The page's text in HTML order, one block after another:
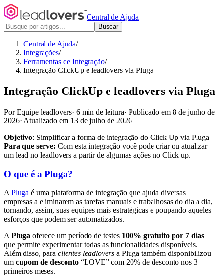
Central de Ajuda
Buscar
Central de Ajuda/
Integrações/
Ferramentas de Integração/
Integração ClickUp e leadlovers via Pluga
Integração ClickUp e leadlovers via Pluga
Por Equipe leadlovers· 6 min de leitura· Publicado em 8 de junho de
2026· Atualizado em 13 de julho de 2026
Objetivo: Simplificar a forma de integração do Click Up via Pluga
Para que serve: Com esta integração você pode criar ou atualizar
um lead no leadlovers a partir de algumas ações no Click up.
O que é a Pluga?
A Pluga é uma plataforma de integração que ajuda diversas
empresas a eliminarem as tarefas manuais e trabalhosas do dia a dia,
tornando, assim, suas equipes mais estratégicas e poupando aqueles
esforços que podem ser automatizados.
A Pluga oferece um período de testes 100% gratuito por 7 dias
que permite experimentar todas as funcionalidades disponíveis.
Além disso, para clientes leadlovers a Pluga também disponibilizou
um cupom de desconto “LOVE” com 20% de desconto nos 3
primeiros meses.